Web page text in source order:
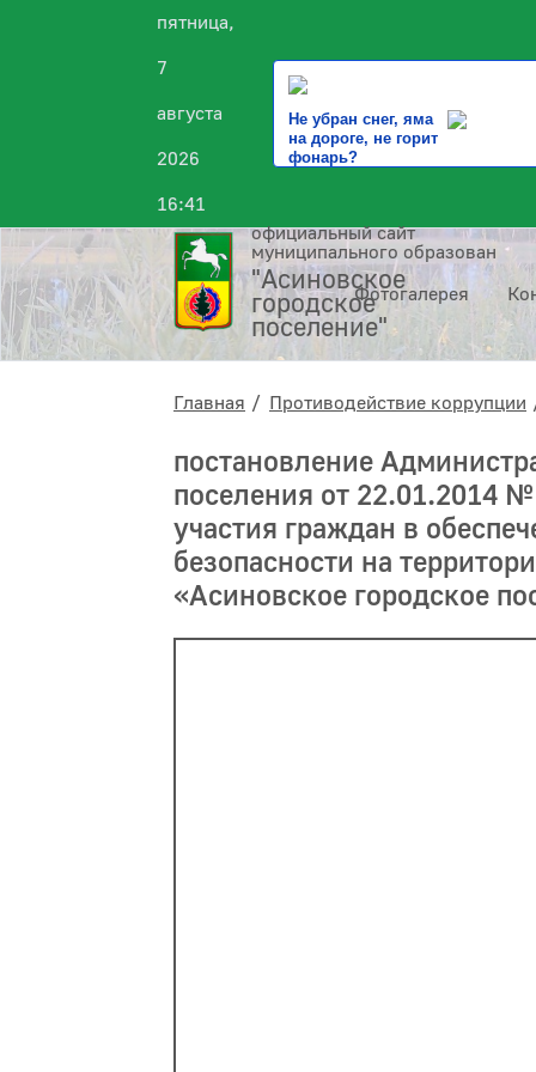
пятница,
7
августа
2026
16:41
Не убран снег, яма
на дороге, не горит
фонарь?
официальный сайт
муниципального образования
"Асиновское
городское
поселение"
Фотогалерея
Главная Противодействие коррупции
постановление
поселения от 22.01.2014
участия граждан в
безопасности на
«Асиновское городское